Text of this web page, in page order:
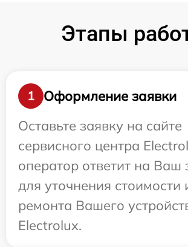
Этапы
1
Оформление заявки
Оставьте заявку на сайте
сервисного центра
оператор ответит на Ваш
для уточнения стоимости
ремонта Вашего
Electrolux.